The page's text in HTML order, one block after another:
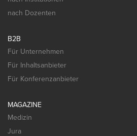
nach Dozenten
B2B
Für Unternehmen
Für Inhaltsanbieter
Für Konferenzanbieter
MAGAZINE
Medizin
Jura